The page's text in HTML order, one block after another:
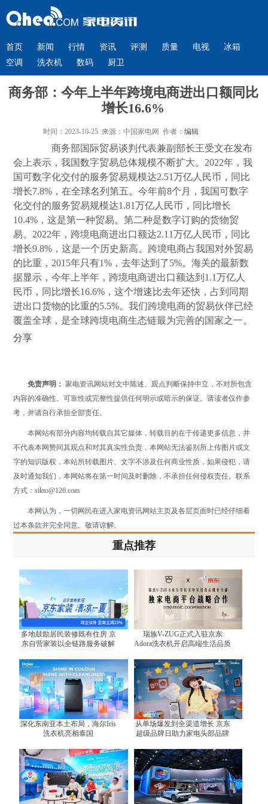
首页 新闻 行情 资讯 评测 质量 电视
冰箱
空调
洗衣机 数码 厨卫
商务部：今年上半年跨境电商进出口额同比
增长16.6%
时间：2023-10-25 来源：中国家电网 作者： 编辑
商务部国际贸易谈判代表兼副部长王受文在发布
会上表示，我国数字贸易总体规模不断扩大。2022年，我
国可数字化交付的服务贸易规模达2.51万亿人民币，同比
增长7.8%，在全球名列第五。今年前8个月，我国可数字
化交付的服务贸易规模达1.81万亿人民币，同比增长
10.4%，这是第一种贸易。第二种是数字订购的货物贸
易。2022年，跨境电商进出口额达2.11万亿人民币，同比
增长9.8%，这是一个历史新高。跨境电商占我国对外贸易
的比重，2015年只有1%，去年达到了5%。海关的最新数
据显示，今年上半年，跨境电商进出口额达到1.1万亿人
民币，同比增长16.6%，这个增速比去年还快，占到同期
进出口货物的比重的5.5%。我们跨境电商的贸易伙伴已经
覆盖全球，是全球跨境电商生态链最为完善的国家之一。
分享
免责声明： 家电资讯网站对文中陈述、观点判断保持中立，不对所包含
内容的准确性、可靠性或完整性提供任何明示或暗示的保证。请读者仅作参
考，并请自行承担全部责任。
本网站有部分内容均转载自其它媒体，转载目的在于传递更多信息，并
不代表本网赞同其观点和对其真实性负责，本网站无法鉴别所上传图片或文
字的知识版权，本站所转载图片、文字不涉及任何商业性质，如果侵犯，请
及时通知我们，本网站将在第一时间及时删除，不承担任何侵权责任。联系
方式：sikto@126.com
本网认为，一切网民在进入家电资讯网站主页及各层页面时已经仔细看
过本条款并完全同意。敬请谅解。
重点推荐
多地鼓励居民装修既有住房 京
东自营家装以全链路服务破解
瑞族V-ZUG正式入驻京东
Adora洗衣机开启高端生活品质
深化东南亚本土布局，海尔Iris
洗衣机亮相泰国
从单场爆发到全渠道增长 京东
超级品牌日助力家电头部品牌